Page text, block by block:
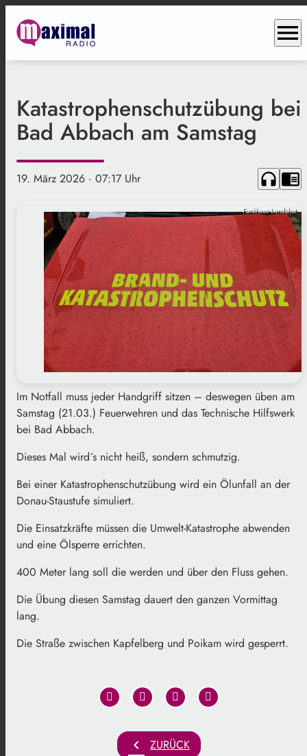
menu
Katastrophenschutzübung bei
Bad Abbach am Samstag
19. März 2026 · 07:17 Uhr headphones chrome_reader_mode
Funkhaus Landshut
Im Notfall muss jeder Handgriff sitzen – deswegen üben am
Samstag (21.03.) Feuerwehren und das Technische Hilfswerk
bei Bad Abbach.
Dieses Mal wird´s nicht heiß, sondern schmutzig.
Bei einer Katastrophenschutzübung wird ein Ölunfall an der
Donau-Staustufe simuliert.
Die Einsatzkräfte müssen die Umwelt-Katastrophe abwenden
und eine Ölsperre errichten.
400 Meter lang soll die werden und über den Fluss gehen.
Die Übung diesen Samstag dauert den ganzen Vormittag
lang.
Die Straße zwischen Kapfelberg und Poikam wird gesperrt.
chevron_left ZURÜCK